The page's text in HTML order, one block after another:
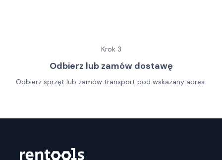
Krok 3
Odbierz lub zamów dostawę
Odbierz sprzęt lub zamów transport pod wskazany adres.